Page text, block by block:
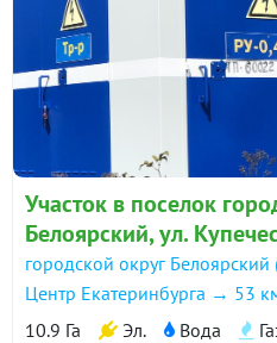
Участок в поселок
Белоярский, ул.
городской округ
Центр Екатеринбурга → 53
10.9 Га
Эл. Вода